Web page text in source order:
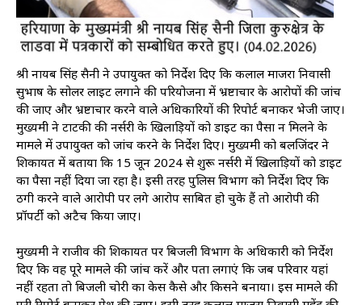
श्री नायब सिंह सैनी ने उपायुक्त को निर्देश दिए कि कलाल माजरा निवासी
सुभाष के सोलर लाइट लगाने की परियोजना में भ्रष्टाचार के आरोपों की जांच
की जाए और भ्रष्टाचार करने वाले अधिकारियों की रिपोर्ट बनाकर भेजी जाए।
मुख्यमंत्री ने टाटकी की नर्सरी के खिलाड़ियों को डाइट का पैसा न मिलने के
मामले में उपायुक्त को जांच करने के निर्देश दिए। मुख्यमंत्री को बलजिंदर ने
शिकायत में बताया कि 15 जून 2024 से शुरू नर्सरी में खिलाड़ियों को डाइट
का पैसा नहीं दिया जा रहा है। इसी तरह पुलिस विभाग को निर्देश दिए कि
ठगी करने वाले आरोपी पर लगे आरोप साबित हो चुके हैं तो आरोपी की
प्रॉपर्टी को अटैच किया जाए।
मुख्यमंत्री ने राजीव की शिकायत पर बिजली विभाग के अधिकारी को निर्देश
दिए कि वह पूरे मामले की जांच करें और पता लगाएं कि जब परिवार यहां
नहीं रहता तो बिजली चोरी का केस कैसे और किसने बनाया। इस मामले की